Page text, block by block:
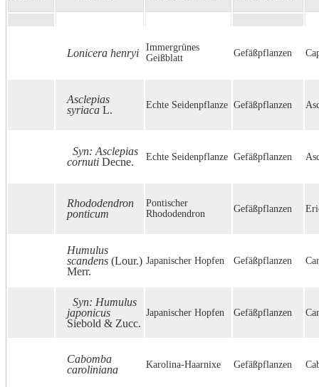
Lonicera henryi
Immergrünes
Geißblatt
Gefäßpflanzen
Asclepias
syriaca L. Echte Seidenpflanze Gefäßpflanzen
Syn: Asclepias
cornuti Decne. Echte Seidenpflanze Gefäßpflanzen
Rhododendron
ponticum
Pontischer
Rhododendron
Gefäßpflanzen
Humulus
scandens (Lour.)
Merr.
Japanischer Hopfen Gefäßpflanzen
Syn: Humulus
japonicus
Siebold & Zucc.
Japanischer Hopfen Gefäßpflanzen
Cabomba
caroliniana
Karolina-Haarnixe Gefäßpflanzen